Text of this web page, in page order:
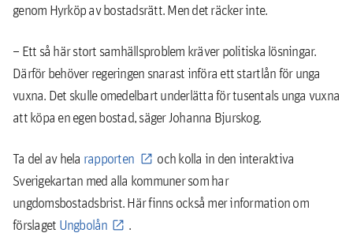
genom Hyrköp av bostadsrätt. Men det räcker inte.
– Ett så här stort samhällsproblem kräver politiska lösningar.
Därför behöver regeringen snarast införa ett startlån för unga
vuxna. Det skulle omedelbart underlätta för tusentals unga vuxna
att köpa en egen bostad, säger Johanna Bjurskog.
Ta del av hela rapporten
och kolla in den interaktiva
Sverigekartan med alla kommuner som har
ungdomsbostadsbrist. Här finns också mer information om
förslaget Ungbolån .